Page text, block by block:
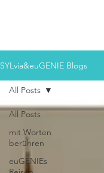
SYLvia&euGENIE Blogs
All Posts
mit Worten
berühren
euGENIEs
All Posts